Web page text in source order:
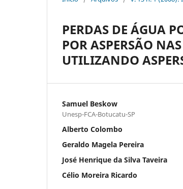
PERDAS DE ÁGUA
POR ASPERSÃO
UTILIZANDO
Samuel Beskow
Unesp-FCA-Botucatu-SP
Alberto Colombo
Geraldo Magela Pereira
José Henrique da Silva Taveira
Célio Moreira Ricardo